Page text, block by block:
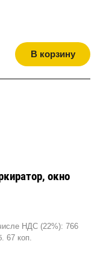
В корзину
окно
НДС (22%): 766
67 коп.